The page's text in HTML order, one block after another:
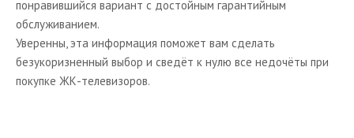
понравившийся вариант с достойным гарантийным
обслуживанием.
Уверенны, эта информация поможет вам сделать
безукоризненный выбор и сведёт к нулю все недочёты при
покупке ЖК-телевизоров.